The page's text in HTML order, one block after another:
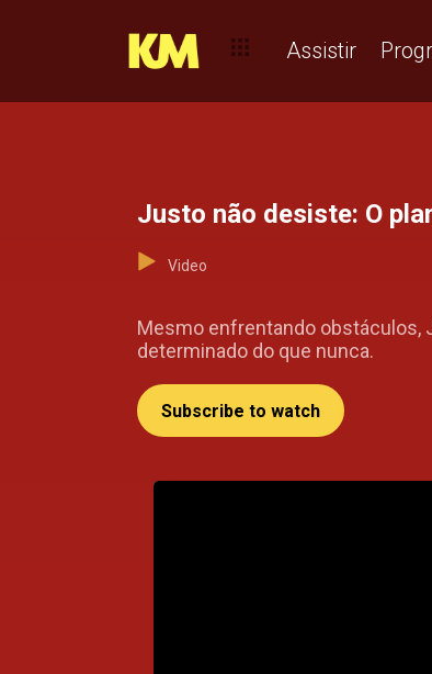
Assistir
Justo não desiste: O
Video
Mesmo enfrentando obstáculos,
determinado do que nunca.
Subscribe to watch